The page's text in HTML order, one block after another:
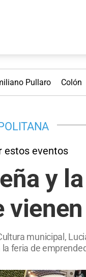
Pullaro Colón
estos eventos
y
municipal,
feria de